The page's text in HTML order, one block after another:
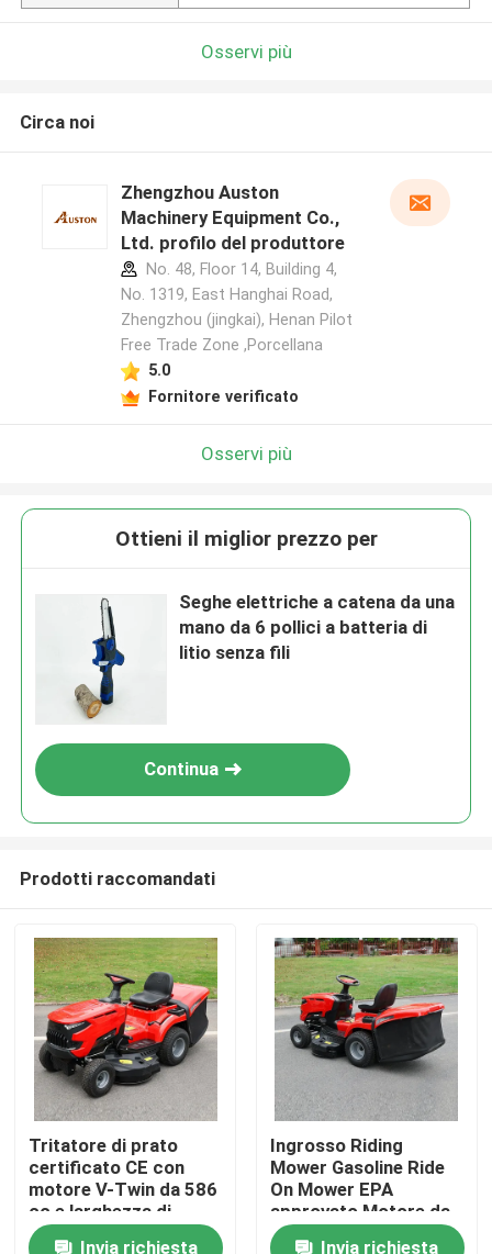
Lasciate un messaggio
Ti richiameremo presto!
Invia
Casa.
Prodotti
Video
Osservi più
Circa noi
Zhengzhou Auston
Machinery Equipment Co.,
Ltd. profilo del produttore
No. 48, Floor 14, Building 4,
No. 1319, East Hanghai Road,
Zhengzhou (jingkai), Henan Pilot
Free Trade Zone ,Porcellana
5.0
Fornitore verificato
Osservi più
Ottieni il miglior prezzo per
Seghe elettriche a catena da una
mano da 6 pollici a batteria di
litio senza fili
Continua
Prodotti raccomandati
Tritatore di prato
certificato CE con
motore V-Twin da 586
cc e larghezza di
taglio di 40,2 pollici
Invia richiesta
Ingrosso Riding
Mower Gasoline Ride
On Mower EPA
approvato Motore da
420cc 38" Larghezza
Invia richiesta